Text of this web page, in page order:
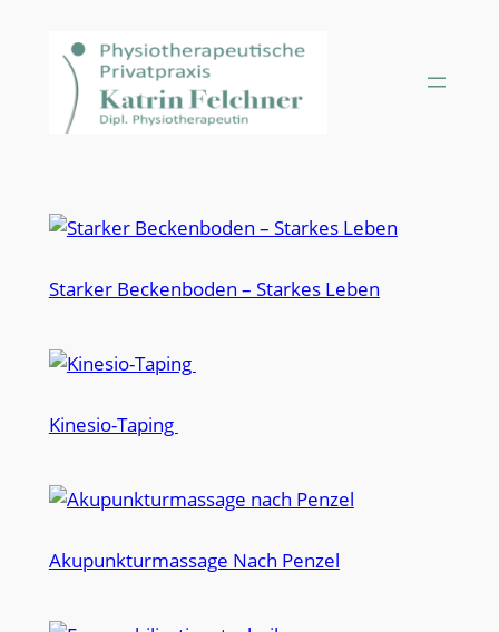
springen
Starker Beckenboden – Starkes Leben
Kinesio-Taping
Akupunkturmassage Nach Penzel